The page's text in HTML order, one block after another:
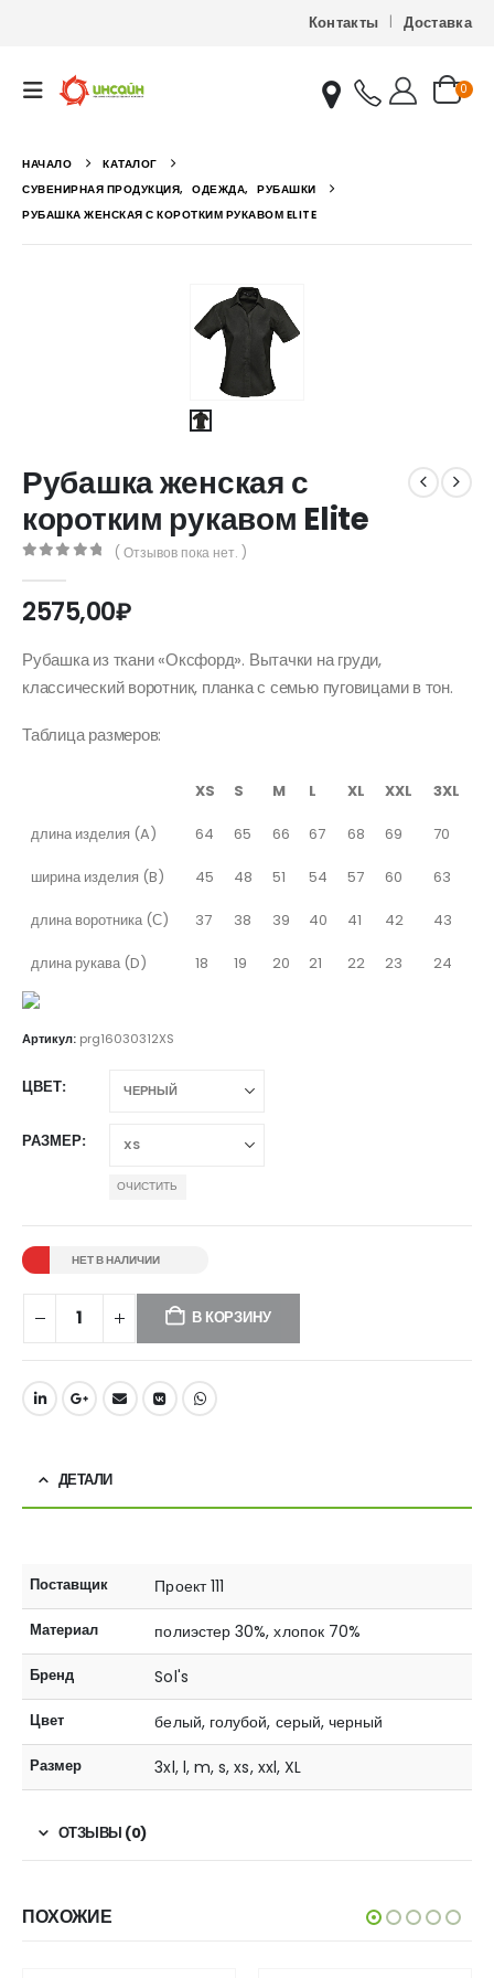
Контакты Доставка
0
НАЧАЛО
КАТАЛОГ
СУВЕНИРНАЯ ПРОДУКЦИЯ, ОДЕЖДА, РУБАШКИ
РУБАШКА ЖЕНСКАЯ С КОРОТКИМ РУКАВОМ ELITE
Рубашка женская с
коротким рукавом Elite
( Отзывов пока нет. )
2575,00₽
Рубашка из ткани «Оксфорд». Вытачки на груди,
классический воротник, планка с семью пуговицами в тон.
Таблица размеров:
XS S M L XL XXL 3XL
длина изделия (A) 64 65 66 67 68 69 70
ширина изделия (B) 45 48 51 54 57 60 63
длина воротника (С) 37 38 39 40 41 42 43
длина рукава (D) 18 19 20 21 22 23 24
Артикул: prg16030312XS
ЦВЕТ
РАЗМЕР
ОЧИСТИТЬ
НЕТ В НАЛИЧИИ
В КОРЗИНУ
ДЕТАЛИ
Поставщик Проект 111
Материал полиэстер 30%, хлопок 70%
Бренд Sol's
Цвет белый, голубой, серый, черный
Размер 3xl, l, m, s, xs, xxl, XL
ОТЗЫВЫ (0)
ПОХОЖИЕ